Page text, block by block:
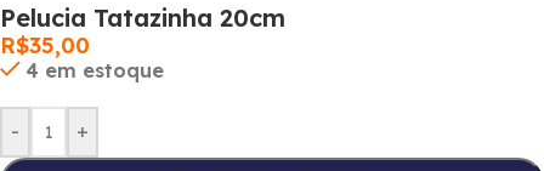
Pelucia Tatazinha 20cm
R$35,00
4 em estoque
- +